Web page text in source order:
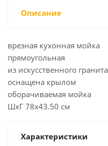
Описание
врезная кухонная мойка
прямоугольная
из искусственного гранита
оснащена крылом
оборачиваемая мойка
ШхГ 78х43.50 см
Характеристики